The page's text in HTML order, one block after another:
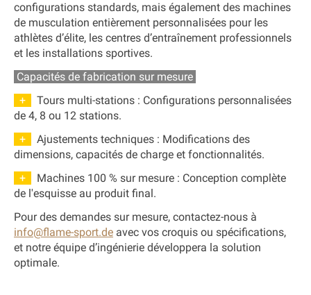
configurations standards, mais également des machines
de musculation entièrement personnalisées pour les
athlètes d’élite, les centres d’entraînement professionnels
et les installations sportives.
Capacités de fabrication sur mesure
+
Tours multi-stations : Configurations personnalisées
de 4, 8 ou 12 stations.
+
Ajustements techniques : Modifications des
dimensions, capacités de charge et fonctionnalités.
+
Machines 100 % sur mesure : Conception complète
de l'esquisse au produit final .
Pour des demandes sur mesure, contactez-nous à
info@flame-sport.de avec vos croquis ou spécifications,
et notre équipe d’ingénierie développera la solution
optimale.